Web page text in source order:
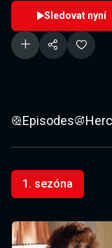
Sledovat nyní
Episodes
1. sezóna